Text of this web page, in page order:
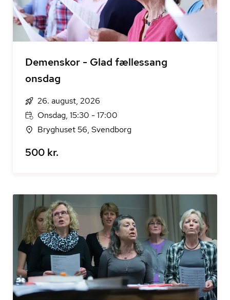
Demenskor - Glad fællessang
onsdag
26. august, 2026
Onsdag, 15:30 - 17:00
Bryghuset 56, Svendborg
500 kr.